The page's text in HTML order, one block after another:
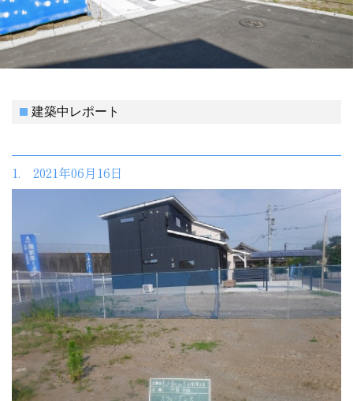
建築中レポート
1. 2021年06月16日